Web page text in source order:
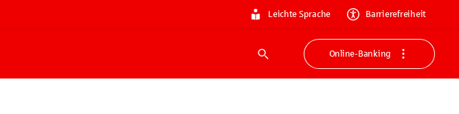
Leichte Sprache Barrierefreiheit
Suche
Online-Banking